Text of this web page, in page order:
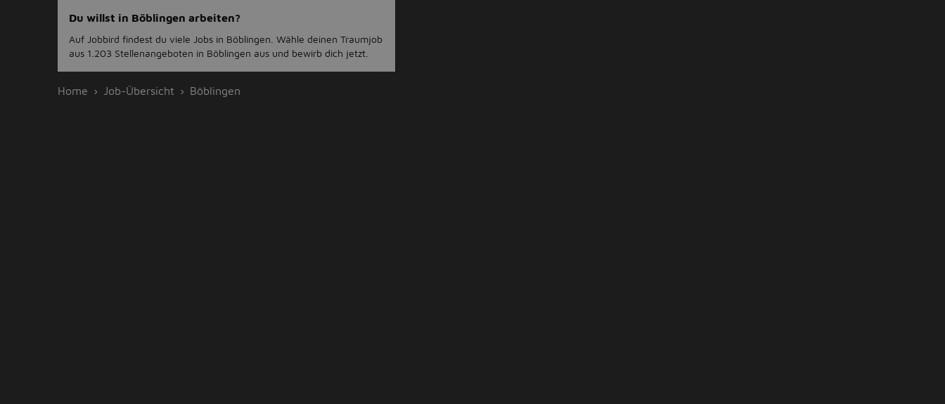
Du willst in Böblingen arbeiten?
Auf Jobbird findest du viele Jobs in Böblingen. Wähle deinen Traumjob
aus 1.203 Stellenangeboten in Böblingen aus und bewirb dich jetzt.
Home Job-Übersicht Böblingen